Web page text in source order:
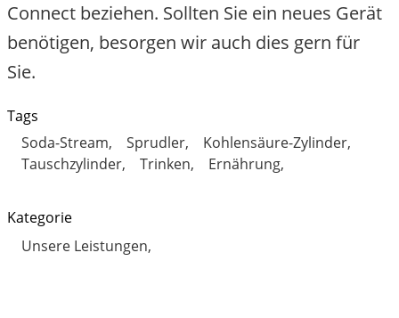
Connect beziehen. Sollten Sie ein neues Gerät
benötigen, besorgen wir auch dies gern für
Sie.
Tags
Soda-Stream
Sprudler
Kohlensäure-Zylinder
Tauschzylinder
Trinken Ernährung
Kategorie
Unsere Leistungen